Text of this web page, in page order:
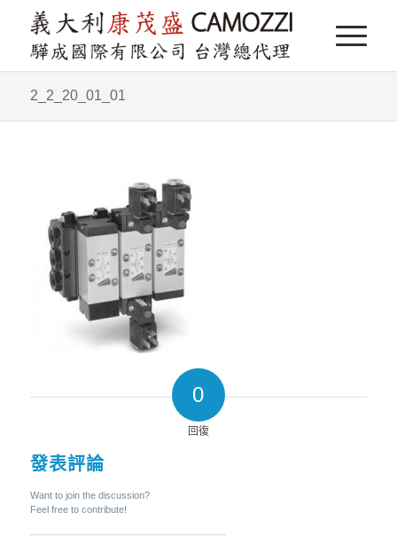
2_2_20_01_01
0
回復
發表評論
Want to join the discussion?
Feel free to contribute!